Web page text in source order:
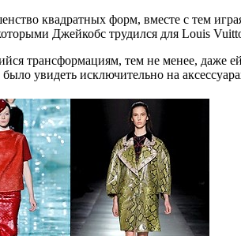
квадратных форм, вместе с тем
Джейкобс трудился для Louis
трансформациям, тем не менее, даже
увидеть исключительно на